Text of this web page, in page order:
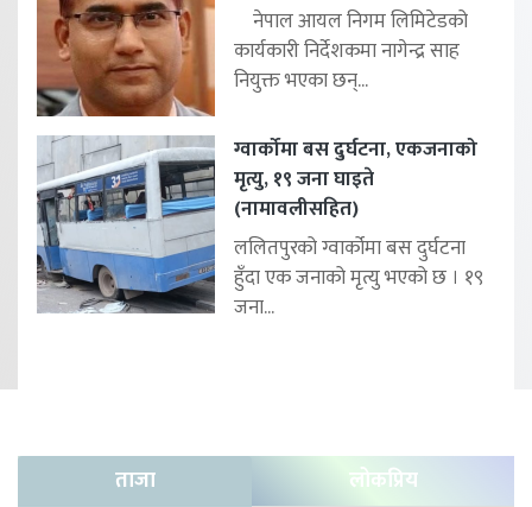
नेपाल आयल निगम लिमिटेडको
कार्यकारी निर्देशकमा नागेन्द्र साह
नियुक्त भएका छन्...
ग्वार्कोमा बस दुर्घटना, एकजनाको
मृत्यु, १९ जना घाइते
(नामावलीसहित)
ललितपुरको ग्वार्कोमा बस दुर्घटना
हुँदा एक जनाको मृत्यु भएको छ । १९
जना...
ताजा लोकप्रिय